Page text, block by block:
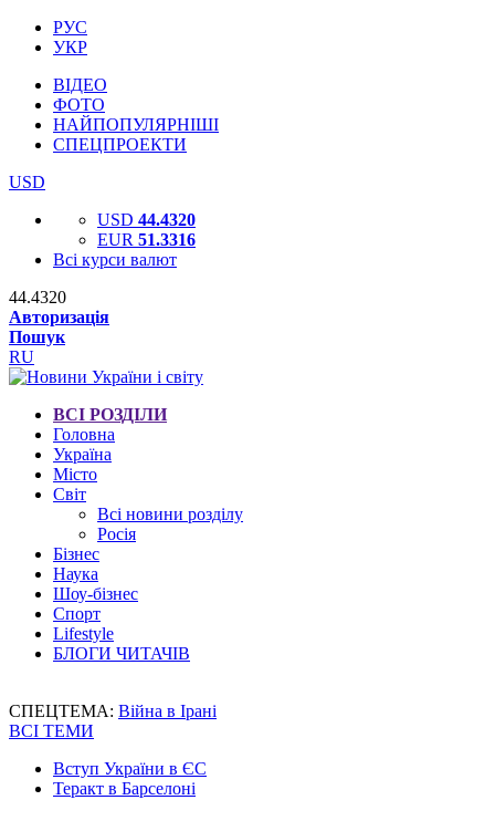
РУС
УКР
ВІДЕО
ФОТО
НАЙПОПУЛЯРНІШІ
СПЕЦПРОЕКТИ
USD
USD 44.4320
EUR 51.3316
Всі курси валют
44.4320
Авторизація
Пошук
RU
ВСІ РОЗДІЛИ
Головна
Україна
Місто
Світ
Всі новини розділу
Росія
Бізнес
Наука
Шоу-бізнес
Спорт
Lifestyle
БЛОГИ ЧИТАЧІВ
СПЕЦТЕМА: Війна в Ірані
ВСІ ТЕМИ
Вступ України в ЄС
Теракт в Барселоні